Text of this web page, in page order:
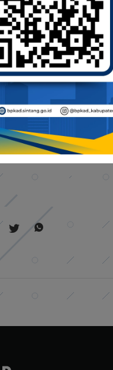
sambut ini, diharapkan
segera
kerja yang telah
yang berpindah
membawa
tempat yang baru.
pemberian
simbol
kebersamaan yang